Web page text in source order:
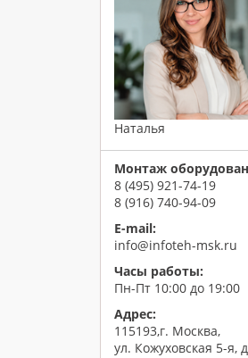
Наталья
Монтаж
8 (495) 921-74-19
8 (916) 740-94-09
E-mail:
info@infoteh-msk.ru
Часы работы:
Пн-Пт 10:00 до 19:00
Адрес:
115193,г. Москва,
ул. Кожуховская 5-я,